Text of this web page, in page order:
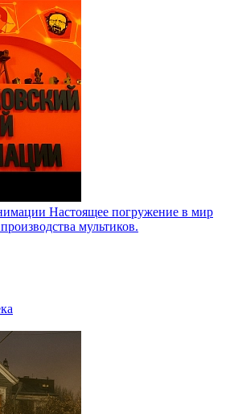
Настоящее погружение в мир
мультиков.